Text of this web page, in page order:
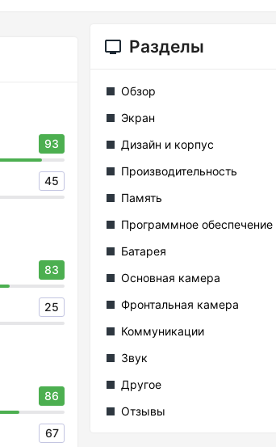
93
45
83
25
86
67
Разделы
Обзор
Экран
Дизайн и корпус
Производительность
Память
Программное обеспечение
Батарея
Основная камера
Фронтальная камера
Коммуникации
Звук
Другое
Отзывы